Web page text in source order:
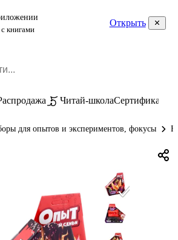
книгами
Открыть
Читай-школаСертификаты
для опытов и экспериментов, фокусы